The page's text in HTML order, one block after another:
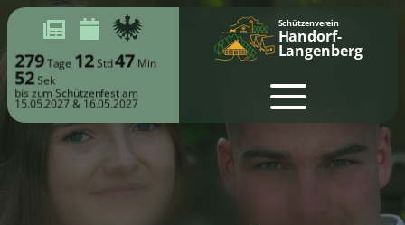
Schützenverein
Handorf-
Langenberg
279Tage 12Std47 Min
52Sek
bis zum Schützenfest am
15.05.2027 & 16.05.2027